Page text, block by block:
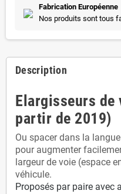
Fabrication Européenne
Nos produits sont tous
Description
Elargisseurs de
partir de 2019)
Ou spacer dans la
pour augmenter
largeur de voie (espace
véhicule.
Proposés par paire avec